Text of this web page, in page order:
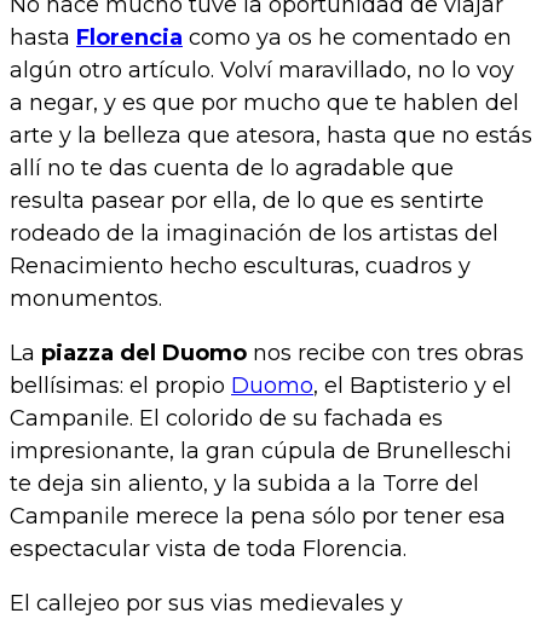
hasta Florencia como ya os he comentado en
algún otro artículo. Volví maravillado, no lo voy
a negar, y es que por mucho que te hablen del
arte y la belleza que atesora, hasta que no estás
allí no te das cuenta de lo agradable que
resulta pasear por ella, de lo que es sentirte
rodeado de la imaginación de los artistas del
Renacimiento hecho esculturas, cuadros y
monumentos.
La piazza del Duomo nos recibe con tres obras
bellísimas: el propio Duomo, el Baptisterio y el
Campanile. El colorido de su fachada es
impresionante, la gran cúpula de Brunelleschi
te deja sin aliento, y la subida a la Torre del
Campanile merece la pena sólo por tener esa
espectacular vista de toda Florencia.
El callejeo por sus vias medievales y